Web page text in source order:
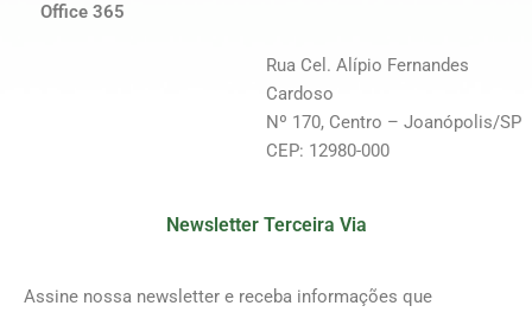
Office 365
Rua Cel. Alípio Fernandes
Cardoso
Nº 170, Centro – Joanópolis/SP
CEP: 12980-000
Newsletter Terceira Via
Assine nossa newsletter e receba informações que